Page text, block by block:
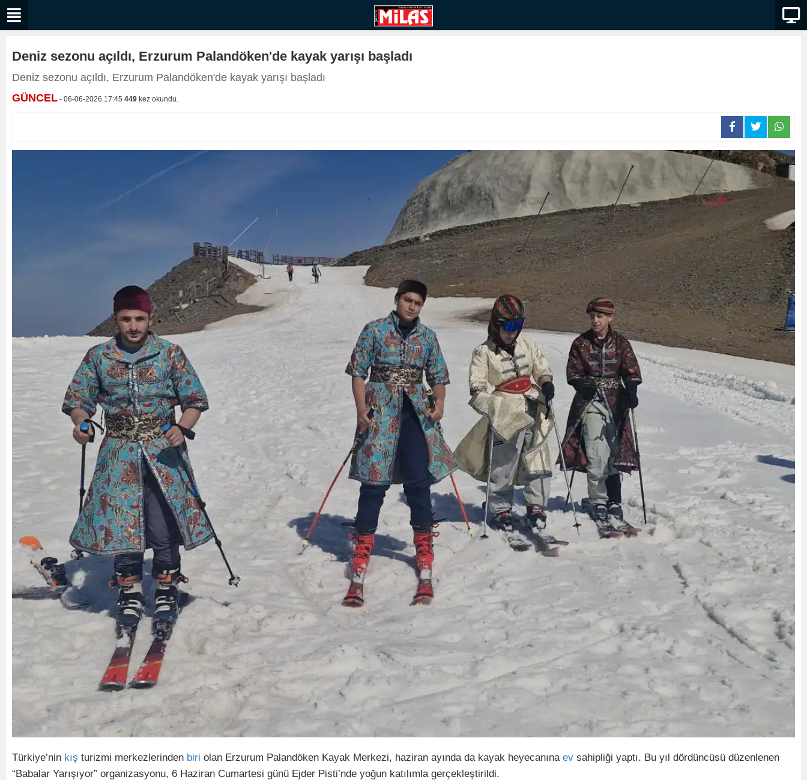
Deniz sezonu açıldı, Erzurum Palandöken'de kayak yarışı başladı
Deniz sezonu açıldı, Erzurum Palandöken'de kayak yarışı başladı
GÜNCEL - 06-06-2026 17:45 449 kez okundu.
Türkiye’nin kış turizmi merkezlerinden biri olan Erzurum Palandöken Kayak Merkezi, haziran ayında da kayak heyecanına ev sahipliği yaptı. Bu yıl dördüncüsü düzenlenen
“Babalar Yarışıyor” organizasyonu, 6 Haziran Cumartesi günü Ejder Pisti’nde yoğun katılımla gerçekleştirildi.